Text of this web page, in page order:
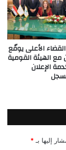
الأعلى يوقّع
مع الهيئة القومية
الإعلان
إليها بـ *